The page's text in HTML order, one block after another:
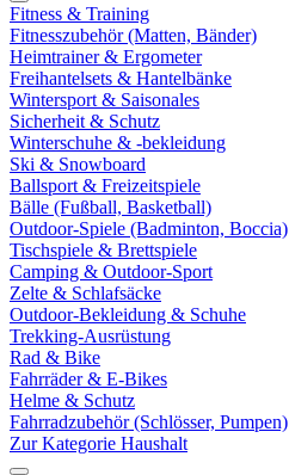
Fitness & Training
Fitnesszubehör (Matten, Bänder)
Heimtrainer & Ergometer
Freihantelsets & Hantelbänke
Wintersport & Saisonales
Sicherheit & Schutz
Winterschuhe & -bekleidung
Ski & Snowboard
Ballsport & Freizeitspiele
Bälle (Fußball, Basketball)
Outdoor-Spiele (Badminton, Boccia)
Tischspiele & Brettspiele
Camping & Outdoor-Sport
Zelte & Schlafsäcke
Outdoor-Bekleidung & Schuhe
Trekking-Ausrüstung
Rad & Bike
Fahrräder & E-Bikes
Helme & Schutz
Fahrradzubehör (Schlösser, Pumpen)
Zur Kategorie Haushalt